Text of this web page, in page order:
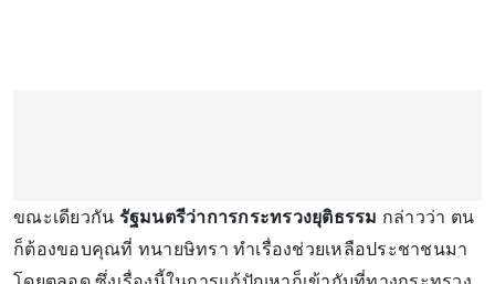
ขณะเดียวกัน รัฐมนตรีว่าการกระทรวงยุติธรรม กล่าวว่า ตน
ก็ต้องขอบคุณที่ ทนายษิทรา ทำเรื่องช่วยเหลือประชาชนมา